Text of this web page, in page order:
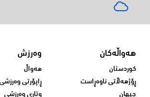
هەواڵەکان
کوردستان
ڕۆژهەڵاتی ناوەڕاست
جیهان
وەرزش
هەواڵ
ڕاپۆرتی وەرزشی
وتاری وەرزشی